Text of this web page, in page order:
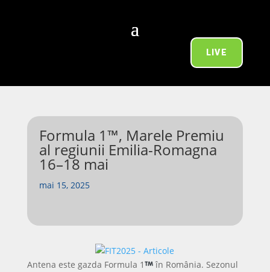
LIVE
Formula 1™, Marele Premiu
al regiunii Emilia-Romagna
16–18 mai
mai 15, 2025
Antena este gazda Formula 1
în România. Sezonul